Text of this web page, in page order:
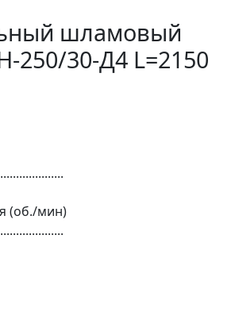
шламовый
250/30-Д4 L=2150
(об./мин)